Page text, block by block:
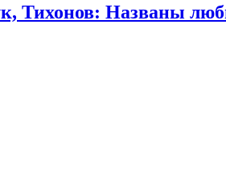
Тихонов: Названы